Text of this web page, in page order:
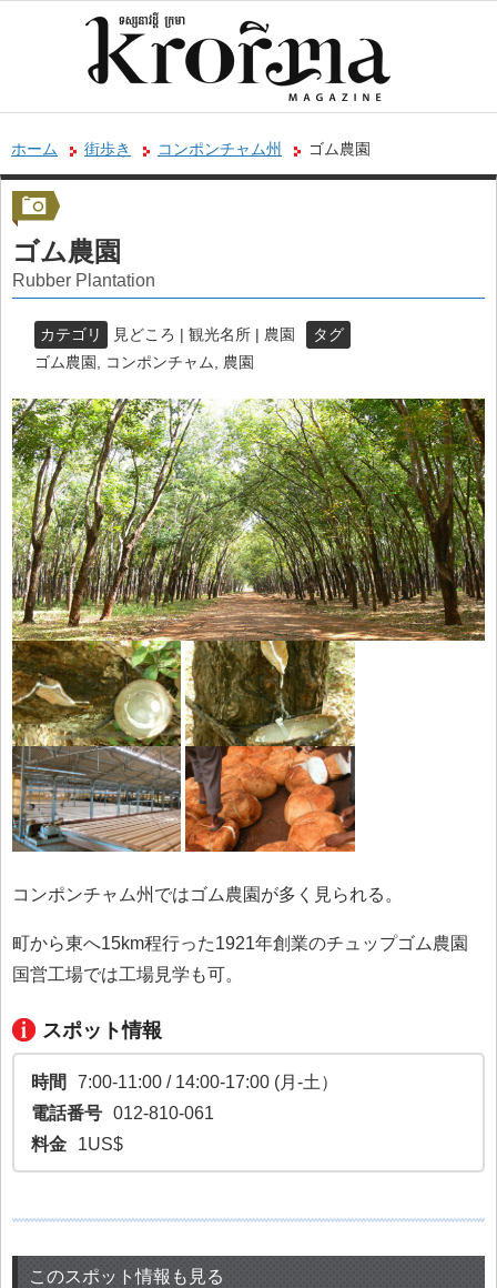
ホーム 街歩き コンポンチャム州 ゴム農園
ゴム農園
Rubber Plantation
カテゴリ 見どころ | 観光名所 | 農園
タグ
ゴム農園
コンポンチャム 農園
コンポンチャム州ではゴム農園が多く見られる。
町から東へ15km程行った1921年創業のチュップゴム農園
国営工場では工場見学も可。
スポット情報
時間
7:00-11:00 / 14:00-17:00 (月-土）
電話番号 012-810-061
料金
1US$
このスポット情報も見る